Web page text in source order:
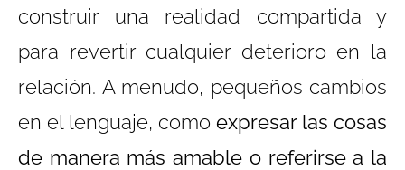
construir una realidad compartida y
para revertir cualquier deterioro en la
relación. A menudo, pequeños cambios
en el lenguaje, como expresar las cosas
de manera más amable o referirse a la